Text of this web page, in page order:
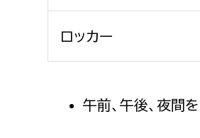
ロッカー
午前、午後、夜間